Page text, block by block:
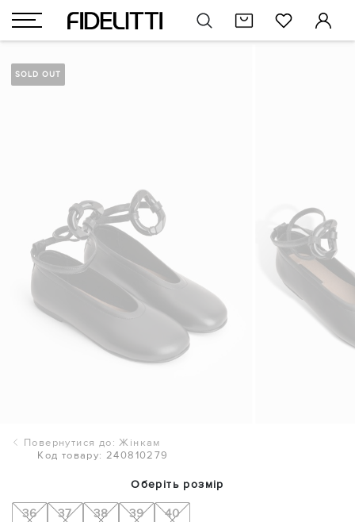
SOLD OUT
Повернутися до: Жінкам
Код товару: 240810279
Оберіть розмір
36 37 38 39 40